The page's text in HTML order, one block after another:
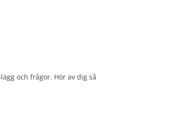
och frågor. Hör av dig så